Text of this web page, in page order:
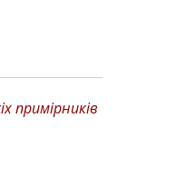
примірників